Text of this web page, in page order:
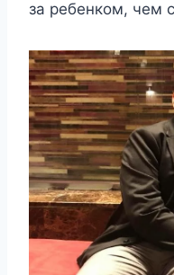
за ребенком, чем